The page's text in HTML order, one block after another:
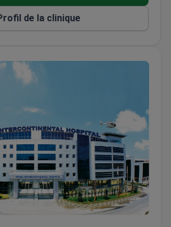
internationaux un soutien à la
services de traduction et une
de la clinique